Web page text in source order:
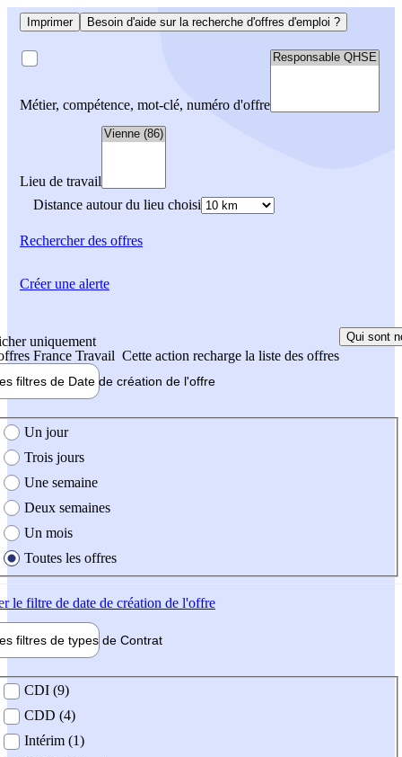
Imprimer Besoin d'aide sur la recherche d'offres d'emploi ?
Métier, compétence, mot-clé, numéro d'offre
Lieu de travail
Distance autour du lieu choisi
Rechercherdes offres
uniquement
France Travail Cette action recharge la liste des offres
Qui sont
filtres de Date de création de l'offre
création de l'offre
Un jour
Trois jours
Une semaine
Deux semaines
Un mois
Toutes les offres
le filtre de date de création de l'offre
filtres de types de Contrat
contrat
CDI (9)
CDD (4)
Intérim (1)
Créer une alerte